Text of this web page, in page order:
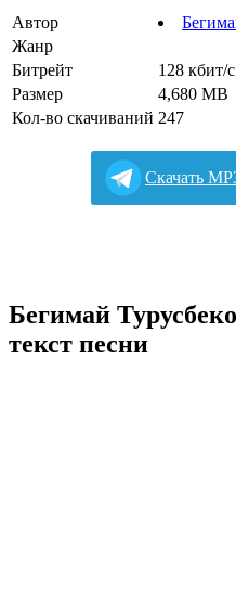
Автор
Жанр
Битрейт
128 кбит/с
Размер
4,680 MB
Кол-во скачиваний 247
Cкачать
Бегимай
текст песни